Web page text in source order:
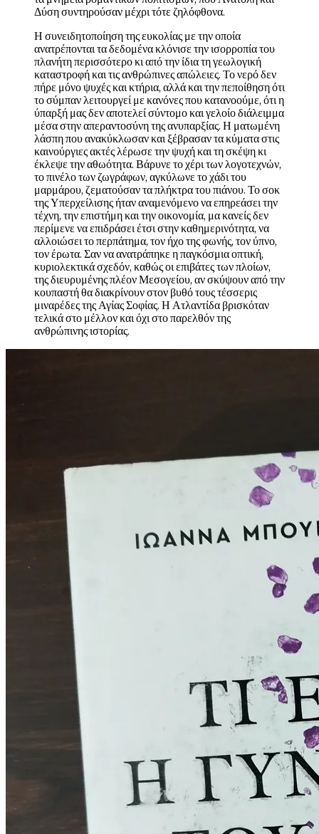
Δύση συντηρούσαν μέχρι τότε ζηλόφθονα.
Η συνειδητοποίηση της ευκολίας με την οποία
ανατρέπονται τα δεδομένα κλόνισε την ισορροπία του
πλανήτη περισσότερο κι από την ίδια τη γεωλογική
καταστροφή και τις ανθρώπινες απώλειες. Το νερό δεν
πήρε μόνο ψυχές και κτήρια, αλλά και την πεποίθηση ότι
το σύμπαν λειτουργεί με κανόνες που κατανοούμε, ότι η
ύπαρξή μας δεν αποτελεί σύντομο και γελοίο διάλειμμα
μέσα στην απεραντοσύνη της ανυπαρξίας. Η ματωμένη
λάσπη που ανακύκλωσαν και ξέβρασαν τα κύματα στις
καινούργιες ακτές λέρωσε την ψυχή και τη σκέψη κι
έκλεψε την αθωότητα. Βάρυνε το χέρι των λογοτεχνών,
το πινέλο των ζωγράφων, αγκύλωνε το χάδι του
μαρμάρου, ζεματούσαν τα πλήκτρα του πιάνου. Το σοκ
της Υπερχείλισης ήταν αναμενόμενο να επηρεάσει την
τέχνη, την επιστήμη και την οικονομία, μα κανείς δεν
περίμενε να επιδράσει έτσι στην καθημερινότητα, να
αλλοιώσει το περπάτημα, τον ήχο της φωνής, τον ύπνο,
τον έρωτα. Σαν να ανατράπηκε η παγκόσμια οπτική,
κυριολεκτικά σχεδόν, καθώς οι επιβάτες των πλοίων,
της διευρυμένης πλέον Μεσογείου, αν σκύψουν από την
κουπαστή θα διακρίνουν στον βυθό τους τέσσερις
μιναρέδες της Αγίας Σοφίας. Η Ατλαντίδα βρισκόταν
τελικά στο μέλλον και όχι στο παρελθόν της
ανθρώπινης ιστορίας.